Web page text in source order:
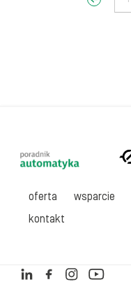
oferta wsparcie
kontakt